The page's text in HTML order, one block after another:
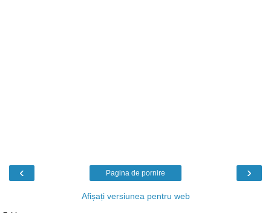
‹ ›
Pagina de pornire
Afișați versiunea pentru web